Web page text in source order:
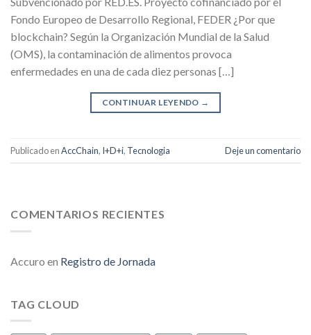
Fondo Europeo de Desarrollo Regional, FEDER ¿Por que
blockchain? Según la Organización Mundial de la Salud
(OMS), la contaminación de alimentos provoca
enfermedades en una de cada diez personas […]
CONTINUAR LEYENDO →
Publicado enAccChain, I+D+i, Tecnologia Deje un comentario
COMENTARIOS RECIENTES
Accuro en Registro de Jornada
TAG CLOUD